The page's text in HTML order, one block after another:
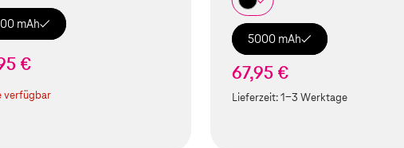
mAh
€
verfügbar
5000 mAh
67,95 €
Lieferzeit:1-3 Werktage